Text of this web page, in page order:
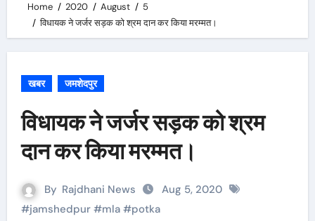
Home 2020 August
5
विधायक ने जर्जर सड़क को श्रम दान कर किया मरम्मत।
खबर जमशेदपुर
विधायक ने जर्जर सड़क को श्रम
दान कर किया मरम्मत।
By Rajdhani News
Aug 5, 2020
#jamshedpur#mla#potka